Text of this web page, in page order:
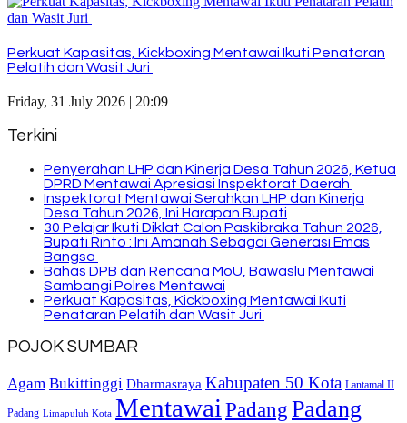
Perkuat Kapasitas, Kickboxing Mentawai Ikuti Penataran
Pelatih dan Wasit Juri
Friday, 31 July 2026 | 20:09
Terkini
Penyerahan LHP dan Kinerja Desa Tahun 2026, Ketua
DPRD Mentawai Apresiasi Inspektorat Daerah
Inspektorat Mentawai Serahkan LHP dan Kinerja
Desa Tahun 2026, Ini Harapan Bupati
30 Pelajar Ikuti Diklat Calon Paskibraka Tahun 2026,
Bupati Rinto : Ini Amanah Sebagai Generasi Emas
Bangsa
Bahas DPB dan Rencana MoU, Bawaslu Mentawai
Sambangi Polres Mentawai
Perkuat Kapasitas, Kickboxing Mentawai Ikuti
Penataran Pelatih dan Wasit Juri
POJOK SUMBAR
Agam Bukittinggi Dharmasraya Kabupaten 50 Kota Lantamal II
Padang Limapuluh Kota Mentawai PadangPadang